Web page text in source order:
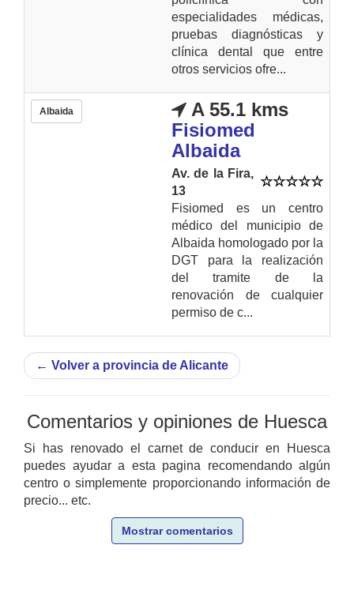
especialidades médicas,
pruebas diagnósticas y
clínica dental que entre
otros servicios ofre...
Albaida
A 55.1 kms
Fisiomed
Albaida
Av. de la Fira,
13
Fisiomed es un centro
médico del municipio de
Albaida homologado por la
DGT para la realización
del tramite de la
renovación de cualquier
permiso de c...
← Volver a provincia de Alicante
Comentarios y opiniones de Huesca
Si has renovado el carnet de conducir en Huesca
puedes ayudar a esta pagina recomendando algún
centro o simplemente proporcionando información de
precio... etc.
Mostrar comentarios